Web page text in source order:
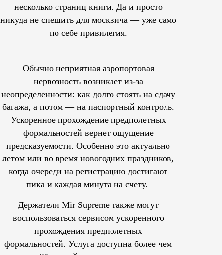
несколько страниц книги. Да и просто
никуда не спешить для москвича — уже само
по себе привилегия.
Обычно неприятная аэропортовая
нервозность возникает из-за
неопределенности: как долго стоять на сдачу
багажа, а потом — на паспортный контроль.
Ускоренное прохождение предполетных
формальностей вернет ощущение
предсказуемости. Особенно это актуально
летом или во время новогодних праздников,
когда очереди на регистрацию достигают
пика и каждая минута на счету.
Держатели Mir Supreme также могут
воспользоваться сервисом ускоренного
прохождения предполетных
формальностей. Услуга доступна более чем